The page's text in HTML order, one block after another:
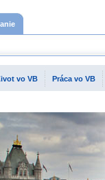
vo VB Práca vo VB